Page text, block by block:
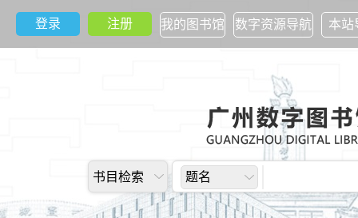
登录 注册 我的图书馆 数字资源导航 本站
书目检索 题名